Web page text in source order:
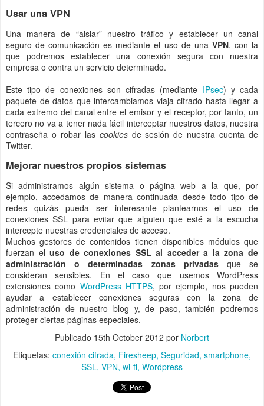
Usar una VPN
Una manera de “aislar” nuestro tráfico y establecer un canal
seguro de comunicación es mediante el uso de una VPN, con la
que podremos establecer una conexión segura con nuestra
empresa o contra un servicio determinado.
Este tipo de conexiones son cifradas (mediante IPsec) y cada
paquete de datos que intercambiamos viaja cifrado hasta llegar a
cada extremo del canal entre el emisor y el receptor, por tanto, un
tercero no va a tener nada fácil interceptar nuestros datos, nuestra
contraseña o robar las cookiesde sesión de nuestra cuenta de
Twitter.
Mejorar nuestros propios sistemas
Si administramos algún sistema o página web a la que, por
ejemplo, accedamos de manera continuada desde todo tipo de
redes quizás pueda ser interesante plantearnos el uso de
conexiones SSL para evitar que alguien que esté a la escucha
intercepte nuestras credenciales de acceso.
Muchos gestores de contenidos tienen disponibles módulos que
fuerzan eluso de conexiones SSL al acceder a la zona de
administración o determinadas zonas privadasque se
consideran sensibles. En el caso que usemos WordPress
extensiones como WordPress HTTPS, por ejemplo, nos pueden
ayudar a establecer conexiones seguras con la zona de
administración de nuestro blog y, de paso, también podremos
proteger ciertas páginas especiales.
Publicado 15th October 2012 por Norbert
Etiquetas: conexión cifrada Firesheep Seguridad smartphone
SSL VPN wi-fi Wordpress